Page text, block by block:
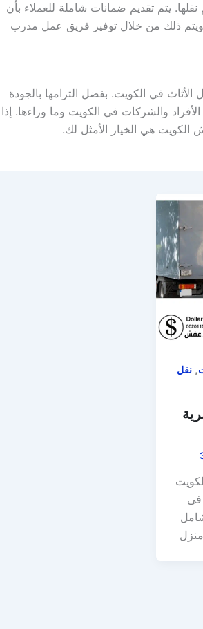
يتم تقديم ضمانات شاملة للعملاء بأن
ويتم ذلك من خلال توفير فريق عمل مدرب
في الكويت. بفضل التزامها بالجودة
والشركات في الكويت وما وراءها. إذا
هي الخيار الأمثل لك.
, نقل
فى